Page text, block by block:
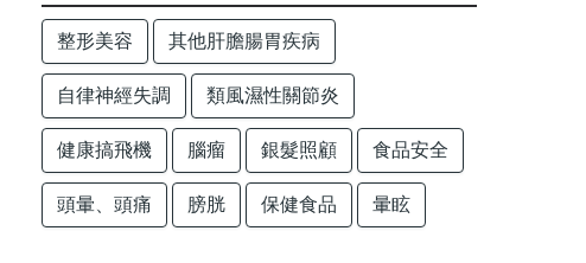
整形美容 其他肝膽腸胃疾病
自律神經失調 類風濕性關節炎
健康搞飛機 腦瘤 銀髮照顧 食品安全
頭暈、頭痛 膀胱 保健食品 暈眩